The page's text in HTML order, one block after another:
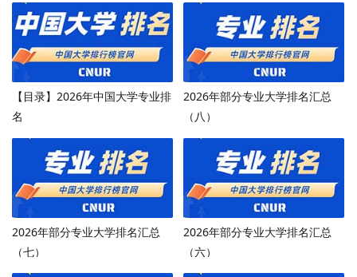
【目录】2026年中国大学专业排
名
2026年部分专业大学排名汇总
（八）
2026年部分专业大学排名汇总
（七）
2026年部分专业大学排名汇总
（六）